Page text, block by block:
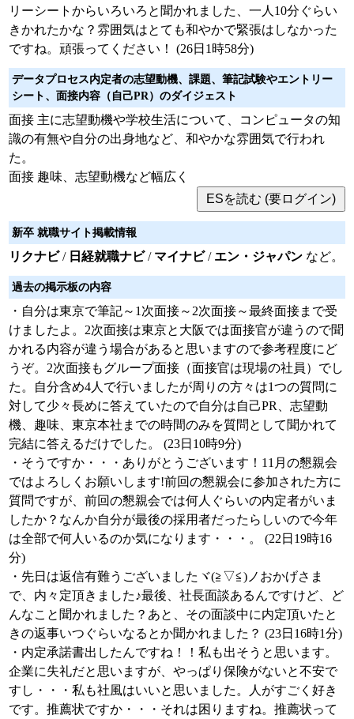
リーシートからいろいろと聞かれました、一人10分ぐらい
きかれたかな？雰囲気はとても和やかで緊張はしなかった
ですね。頑張ってください！ (26日1時58分)
データプロセス内定者の志望動機、課題、筆記試験やエントリー
シート、面接内容（自己PR）のダイジェスト
面接 主に志望動機や学校生活について、コンピュータの知
識の有無や自分の出身地など、和やかな雰囲気で行われ
た。
面接 趣味、志望動機など幅広く
新卒 就職サイト掲載情報
リクナビ/ 日経就職ナビ/ マイナビ/ エン・ジャパン など。
過去の掲示板の内容
・自分は東京で筆記～1次面接～2次面接～最終面接まで受
けましたよ。2次面接は東京と大阪では面接官が違うので聞
かれる内容が違う場合があると思いますので参考程度にど
うぞ。2次面接もグループ面接（面接官は現場の社員）でし
た。自分含め4人で行いましたが周りの方々は1つの質問に
対して少々長めに答えていたので自分は自己PR、志望動
機、趣味、東京本社までの時間のみを質問として聞かれて
完結に答えるだけでした。 (23日10時9分)
・そうですか・・・ありがとうございます！11月の懇親会
ではよろしくお願いします!前回の懇親会に参加された方に
質問ですが、前回の懇親会では何人ぐらいの内定者がいま
したか？なんか自分が最後の採用者だったらしいので今年
は全部で何人いるのか気になります・・・。 (22日19時16
分)
・先日は返信有難うございましたヾ(≧▽≦)ノおかげさま
で、内々定頂きました♪最後、社長面談あるんですけど、ど
んなこと聞かれました？あと、その面談中に内定頂いたと
きの返事いつぐらいなるとか聞かれました？ (23日16時1分)
・内定承諾書出したんですね！！私も出そうと思います。
企業に失礼だと思いますが、やっぱり保険がないと不安で
すし・・・私も社風はいいと思いました。人がすごく好き
です。推薦状ですか・・・それは困りますね。推薦状って